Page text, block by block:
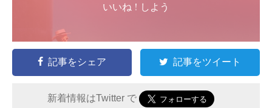
いいね ! しよう
記事をシェア 記事をツイート
新着情報はTwitter で